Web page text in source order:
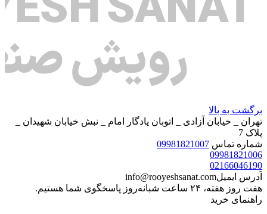
برگشت به بالا
تهران _ خیابان آزادی _ اتوبان یادگار امام _ نبش خیابان شهیدان _
پلاک 7
شماره تماس 09981821007
09981821006
02166046190
آدرس ایمیلinfo@rooyeshsanat.com
هفت روز هفته، ۲۴ ساعت شبانه‌روز پاسخگوی شما هستیم.
راهنمای خرید